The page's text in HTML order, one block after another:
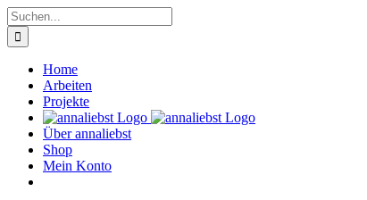
Zum
Inhalt
springen
Suche
nach:
Home
Arbeiten
Projekte
Über annaliebst
Shop
Mein Konto